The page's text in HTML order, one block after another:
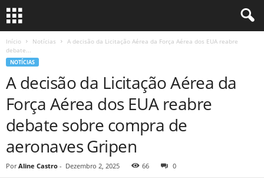
Início Notícias
A decisão da Licitação Aérea da Força Aérea dos EUA reabre
debate...
NOTÍCIAS
A decisão da Licitação Aérea da
Força Aérea dos EUA reabre
debate sobre compra de
aeronaves Gripen
Por Aline Castro - Dezembro 2, 2025 66 0